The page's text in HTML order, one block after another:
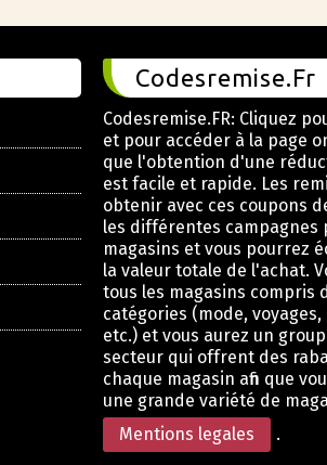
Codesremise.Fr
Codesremise.FR: Cliquez
et pour accéder à la page
que l'obtention d'une
est facile et rapide. Les
obtenir avec ces coupons
les différentes campagnes
magasins et vous pourrez
la valeur totale de l'achat.
tous les magasins compris
catégories (mode,
etc.) et vous aurez un
secteur qui offrent des
chaque magasin afin que
une grande variété de
Mentions legales
.